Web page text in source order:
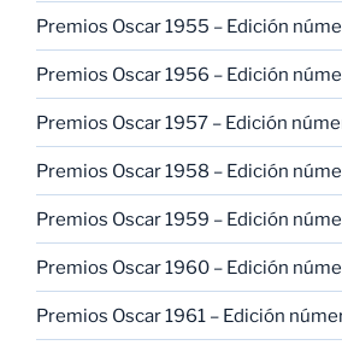
Premios Oscar 1955 – Edición
Premios Oscar 1956 – Edición
Premios Oscar 1957 – Edición
Premios Oscar 1958 – Edición
Premios Oscar 1959 – Edición
Premios Oscar 1960 – Edición
Premios Oscar 1961 – Edición